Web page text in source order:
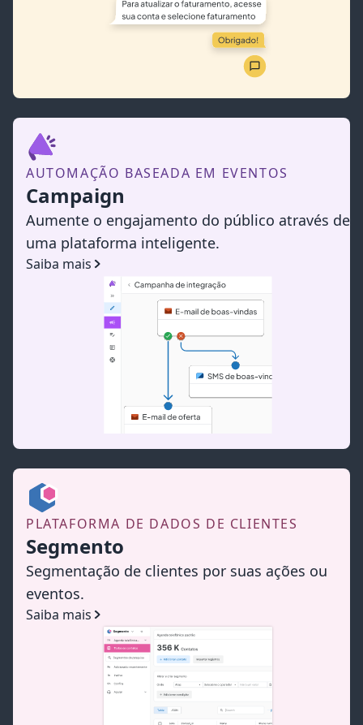
AUTOMAÇÃO BASEADA EM EVENTOS
Campaign
Aumente o engajamento do público através de
uma plataforma inteligente.
Saiba mais
PLATAFORMA DE DADOS DE CLIENTES
Segmento
Segmentação de clientes por suas ações ou
eventos.
Saiba mais